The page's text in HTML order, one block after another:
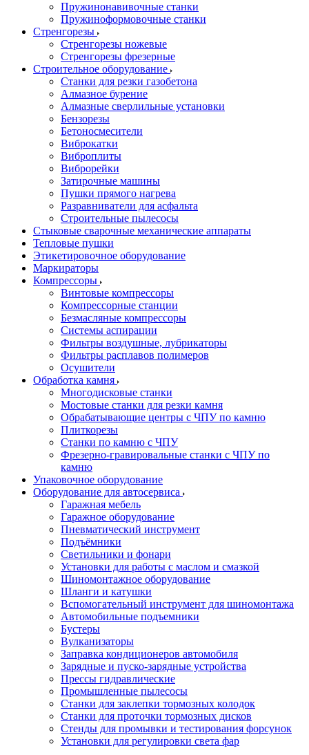
Пружинонавивочные станки
Пружиноформовочные станки
Стренгорезы
Стренгорезы ножевые
Стренгорезы фрезерные
Строительное оборудование
Станки для резки газобетона
Алмазное бурение
Алмазные сверлильные установки
Бензорезы
Бетоносмесители
Виброкатки
Виброплиты
Виброрейки
Затирочные машины
Пушки прямого нагрева
Разравниватели для асфальта
Строительные пылесосы
Стыковые сварочные механические аппараты
Тепловые пушки
Этикетировочное оборудование
Маркираторы
Компрессоры
Винтовые компрессоры
Компрессорные станции
Безмасляные компрессоры
Системы аспирации
Фильтры воздушные, лубрикаторы
Фильтры расплавов полимеров
Осушители
Обработка камня
Многодисковые станки
Мостовые станки для резки камня
Обрабатывающие центры с ЧПУ по камню
Плиткорезы
Станки по камню с ЧПУ
Фрезерно-гравировальные станки с ЧПУ по
камню
Упаковочное оборудование
Оборудование для автосервиса
Гаражная мебель
Гаражное оборудование
Пневматический инструмент
Подъёмники
Светильники и фонари
Установки для работы с маслом и смазкой
Шиномонтажное оборудование
Шланги и катушки
Вспомогательный инструмент для шиномонтажа
Автомобильные подъемники
Бустеры
Вулканизаторы
Заправка кондиционеров автомобиля
Зарядные и пуско-зарядные устройства
Прессы гидравлические
Промышленные пылесосы
Станки для заклепки тормозных колодок
Станки для проточки тормозных дисков
Стенды для промывки и тестирования форсунок
Установки для регулировки света фар